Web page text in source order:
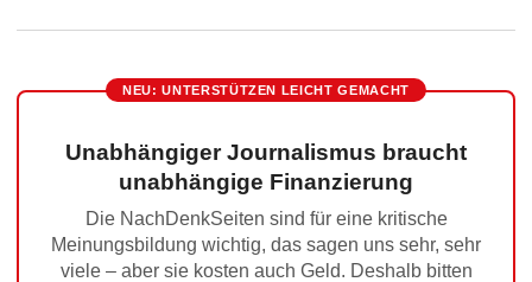
NEU: UNTERSTÜTZEN LEICHT GEMACHT
Unabhängiger Journalismus braucht
unabhängige Finanzierung
Die NachDenkSeiten sind für eine kritische
Meinungsbildung wichtig, das sagen uns sehr, sehr
viele – aber sie kosten auch Geld. Deshalb bitten